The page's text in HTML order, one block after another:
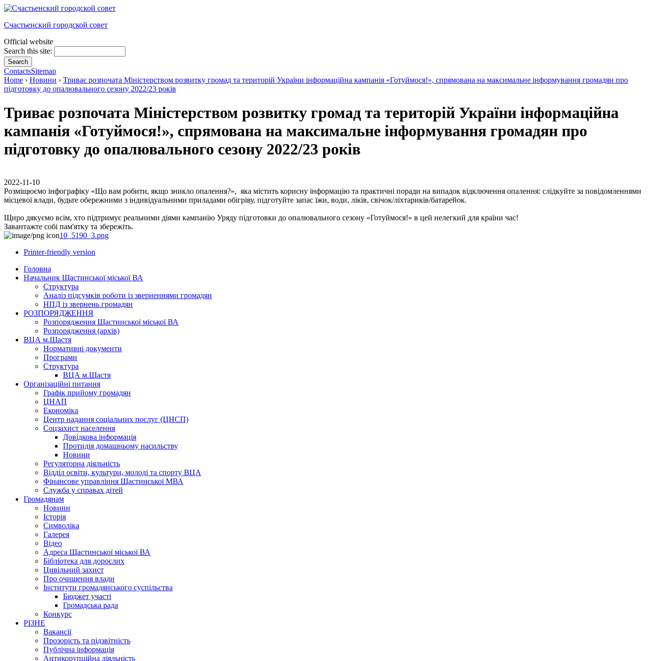
Счастьенский городской совет
Official website
Search this site:
ContactsSitemap
Home › Новини › Триває розпочата Міністерством розвитку громад та територій України інформаційна кампанія «Готуймося!», спрямована на максимальне інформування громадян про
підготовку до опалювального сезону 2022/23 років
Триває розпочата Міністерством розвитку громад та територій України інформаційна
кампанія «Готуймося!», спрямована на максимальне інформування громадян про
підготовку до опалювального сезону 2022/23 років
2022-11-10
Розміщюємо інфографіку «Що вам робити, якщо зникло опалення?», яка містить корисну інформацію та практичні поради на випадок відключення опалення: слідкуйте за повідомленнями
місцевої влади, будьте обережними з індивідуальними приладами обігріву, підготуйте запас їжи, води, ліків, свічок/ліхтариків/батарейок.
Щиро дякуємо всім, хто підтримує реальними діями кампанію Уряду підготовки до опалювального сезону «Готуймося!» в цей нелегкий для країни час!
Завантажте собі пам'ятку та збережіть.
10_5190_3.png
Printer-friendly version
Головна
Начальник Щастинської міської ВА
Структура
Аналіз підсумків роботи із зверненнями громадян
НПД із звернень громадян
РОЗПОРЯДЖЕННЯ
Розпорядження Щастинської міської ВА
Розпорядження (архів)
ВЦА м.Щастя
Нормативні документи
Програми
Структура
ВЦА м.Щастя
Організаційні питання
Графік прийому громадян
ЦНАП
Економіка
Центр надання соціальних послуг (ЦНСП)
Соцзахист населення
Довідкова інформація
Протидія домашньому насильству
Новини
Регуляторна діяльність
Відділ освіти, культури, молоді та спорту ВЦА
Фінансове управління Щастинської МВА
Служба у справах дітей
Громадянам
Новини
Історія
Символіка
Галерея
Відео
Адреса Щастинської міської ВА
Бібліотека для дорослих
Цивільний захист
Про очищення влади
Інститути громадянського суспільства
Бюджет участі
Громадська рада
Конкурс
РІЗНЕ
Вакансії
Прозорість та підзвітність
Публічна інформація
Антикорупційна діяльність